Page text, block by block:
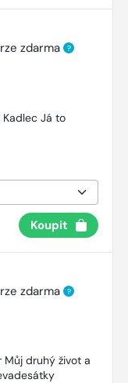
zdarma ?
Kadlec Já to
Koupit
zdarma ?
Můj druhý život a